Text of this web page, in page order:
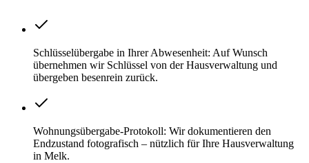
Schlüsselübergabe in Ihrer Abwesenheit: Auf Wunsch
übernehmen wir Schlüssel von der Hausverwaltung und
übergeben besenrein zurück.
Wohnungsübergabe-Protokoll: Wir dokumentieren den
Endzustand fotografisch – nützlich für Ihre Hausverwaltung
in Melk.